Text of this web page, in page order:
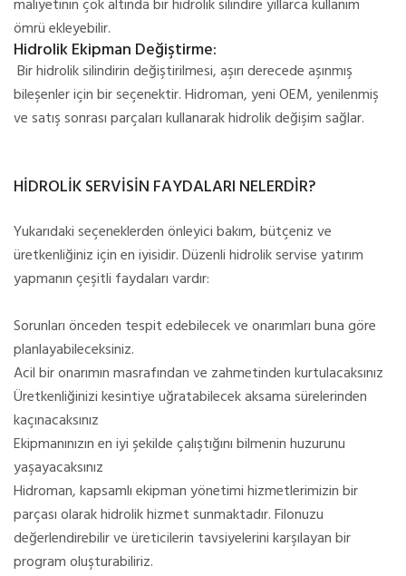
maliyetinin çok altında bir hidrolik silindire yıllarca kullanım
ömrü ekleyebilir.
Hidrolik Ekipman Değiştirme:
Bir hidrolik silindirin değiştirilmesi, aşırı derecede aşınmış
bileşenler için bir seçenektir. Hidroman, yeni OEM, yenilenmiş
ve satış sonrası parçaları kullanarak hidrolik değişim sağlar.
HİDROLİK SERVİSİN FAYDALARI NELERDİR?
Yukarıdaki seçeneklerden önleyici bakım, bütçeniz ve
üretkenliğiniz için en iyisidir. Düzenli hidrolik servise yatırım
yapmanın çeşitli faydaları vardır:
Sorunları önceden tespit edebilecek ve onarımları buna göre
planlayabileceksiniz.
Acil bir onarımın masrafından ve zahmetinden kurtulacaksınız
Üretkenliğinizi kesintiye uğratabilecek aksama sürelerinden
kaçınacaksınız
Ekipmanınızın en iyi şekilde çalıştığını bilmenin huzurunu
yaşayacaksınız
Hidroman, kapsamlı ekipman yönetimi hizmetlerimizin bir
parçası olarak hidrolik hizmet sunmaktadır. Filonuzu
değerlendirebilir ve üreticilerin tavsiyelerini karşılayan bir
program oluşturabiliriz.